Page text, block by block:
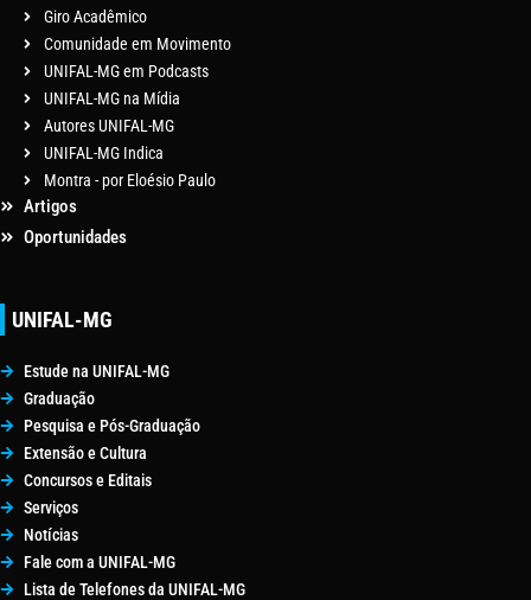
Giro Acadêmico
Comunidade em Movimento
UNIFAL-MG em Podcasts
UNIFAL-MG na Mídia
Autores UNIFAL-MG
UNIFAL-MG Indica
Montra - por Eloésio Paulo
Artigos
Oportunidades
UNIFAL-MG
Estude na UNIFAL-MG
Graduação
Pesquisa e Pós-Graduação
Extensão e Cultura
Concursos e Editais
Serviços
Notícias
Fale com a UNIFAL-MG
Lista de Telefones da UNIFAL-MG